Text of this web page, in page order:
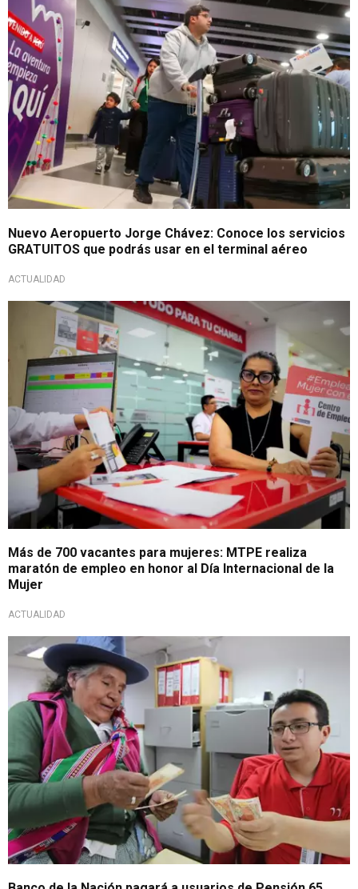
Nuevo Aeropuerto Jorge Chávez: Conoce los servicios
GRATUITOS que podrás usar en el terminal aéreo
ACTUALIDAD
¡Sigue los requisitos!
Más de 700 vacantes para mujeres: MTPE realiza
maratón de empleo en honor al Día Internacional de la
Mujer
ACTUALIDAD